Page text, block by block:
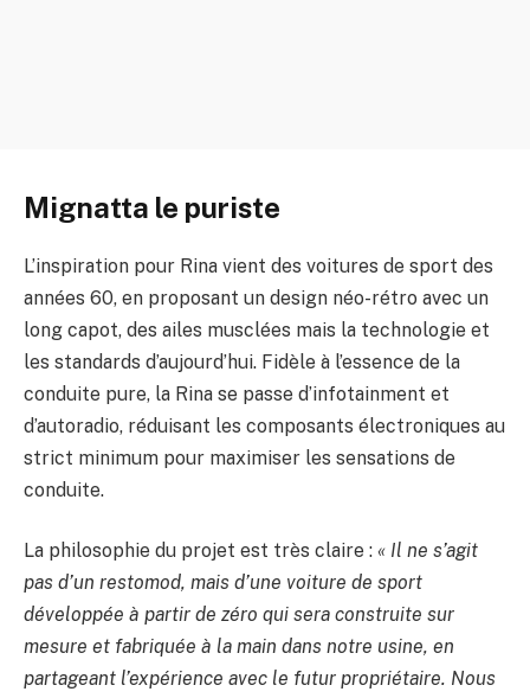
Mignatta le puriste
L’inspiration pour Rina vient des voitures de sport des
années 60, en proposant un design néo-rétro avec un
long capot, des ailes musclées mais la technologie et
les standards d’aujourd’hui. Fidèle à l’essence de la
conduite pure, la Rina se passe d’infotainment et
d’autoradio, réduisant les composants électroniques au
strict minimum pour maximiser les sensations de
conduite.
La philosophie du projet est très claire : « Il ne s’agit
pas d’un restomod, mais d’une voiture de sport
développée à partir de zéro qui sera construite sur
mesure et fabriquée à la main dans notre usine, en
partageant l’expérience avec le futur propriétaire. Nous